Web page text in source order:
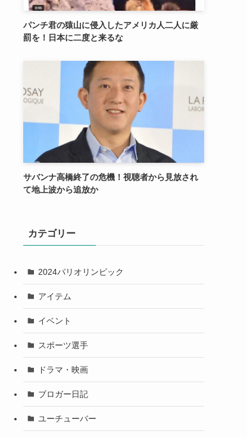
パンチ君の猿山に侵入したアメリカ人二人に厳
罰を！日本に二度と来るな
サバンナ高橋終了の危機！視聴者から見放され
て地上波から追放か
カテゴリー
2024パリオリンピック
アイテム
イベント
スポーツ選手
ドラマ・映画
ブロガー日記
ユーチューバー